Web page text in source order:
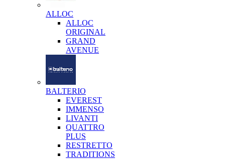
ALLOC
ALLOC
ORIGINAL
GRAND
AVENUE
BALTERIO
EVEREST
IMMENSO
LIVANTI
QUATTRO
PLUS
RESTRETTO
TRADITIONS